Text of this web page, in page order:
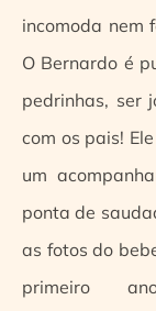
incomoda nem
O Bernardo é
pedrinhas, ser
com os pais!
um
ponta de
as fotos do
primeiro